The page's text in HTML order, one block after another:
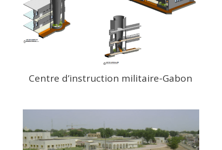
Centre d’instruction militaire-Gabon